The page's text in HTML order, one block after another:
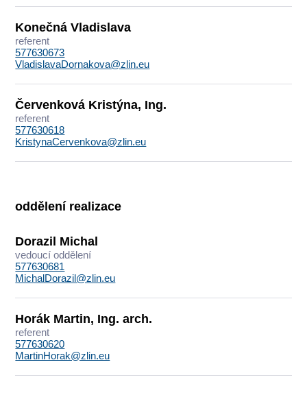
Konečná Vladislava
referent
577630673
VladislavaDornakova@zlin.eu
Červenková Kristýna, Ing.
referent
577630618
KristynaCervenkova@zlin.eu
oddělení realizace
Dorazil Michal
vedoucí oddělení
577630681
MichalDorazil@zlin.eu
Horák Martin, Ing. arch.
referent
577630620
MartinHorak@zlin.eu